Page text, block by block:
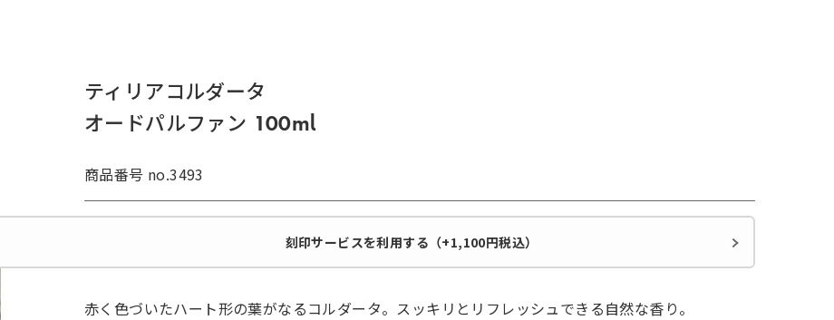
ティリアコルダータ
オードパルファン 100ml
商品番号 no.3493
刻印サービスを利用する（+1,100円税込）
赤く色づいたハート形の葉がなるコルダータ。スッキリとリフレッシュできる自然な香り。